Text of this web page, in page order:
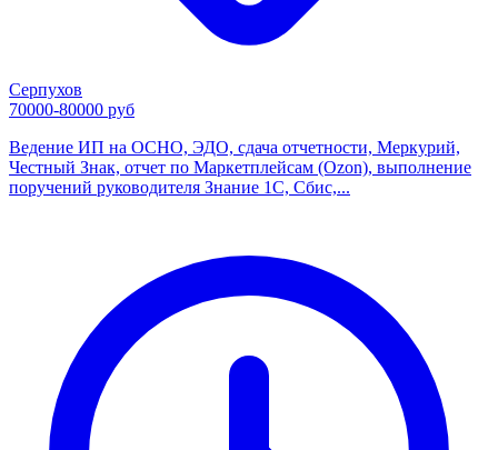
Серпухов
70000-80000 руб
Ведение ИП на ОСНО, ЭДО, сдача отчетности, Меркурий,
Честный Знак, отчет по Маркетплейсам (Ozon), выполнение
поручений руководителя Знание 1С, Сбис,...